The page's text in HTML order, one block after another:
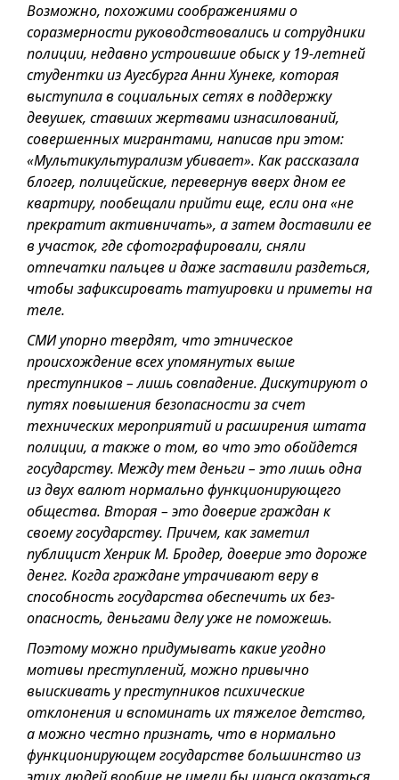
Возможно, похожими соображениями о
соразмерности руководствовались и сотрудники
полиции, недавно устроившие обыск у 19-летней
студентки из Аугсбурга Анни Хунеке, которая
выступила в социальных сетях в поддержку
девушек, ставших жертвами изнасилований,
совершенных мигрантами, написав при этом:
«Мультикультурализм убивает». Как рассказала
блогер, полицейские, перевернув вверх дном ее
квартиру, пообещали прийти еще, если она «не
прекратит активничать», а затем доставили ее
в участок, где сфотографировали, сняли
отпечатки пальцев и даже заставили раздеться,
чтобы зафиксировать татуировки и приметы на
теле.
СМИ упорно твердят, что этническое
происхождение всех упомянутых выше
преступников – лишь совпадение. Дискутируют о
путях повышения безопасности за счет
технических мероприятий и расширения штата
полиции, а также о том, во что это обойдется
государству. Между тем деньги – это лишь одна
из двух валют нормально функционирующего
общества. Вторая – это доверие граждан к
своему государству. Причем, как заметил
публицист Хенрик М. Бродер, доверие это дороже
денег. Когда граждане утрачивают веру в
способность государства обеспечить их без­
опасность, деньгами делу уже не поможешь.
Поэтому можно придумывать какие угодно
мотивы преступлений, можно привычно
выискивать у преступников психические
отклонения и вспоминать их тяжелое детство,
а можно честно признать, что в нормально
функционирующем государстве большинство из